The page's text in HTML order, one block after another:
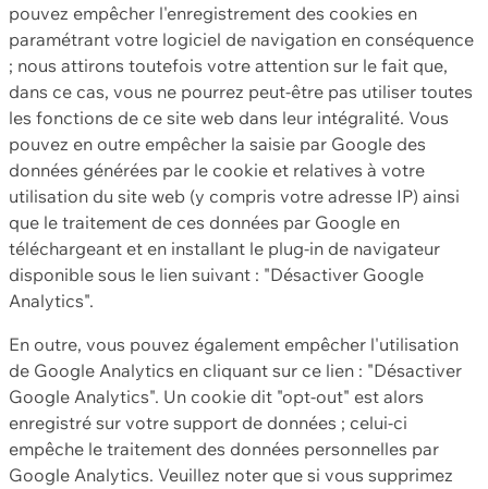
pouvez empêcher l'enregistrement des cookies en
paramétrant votre logiciel de navigation en conséquence
; nous attirons toutefois votre attention sur le fait que,
dans ce cas, vous ne pourrez peut-être pas utiliser toutes
les fonctions de ce site web dans leur intégralité. Vous
pouvez en outre empêcher la saisie par Google des
données générées par le cookie et relatives à votre
utilisation du site web (y compris votre adresse IP) ainsi
que le traitement de ces données par Google en
téléchargeant et en installant le plug-in de navigateur
disponible sous le lien suivant : "Désactiver Google
Analytics".
En outre, vous pouvez également empêcher l'utilisation
de Google Analytics en cliquant sur ce lien : "Désactiver
Google Analytics". Un cookie dit "opt-out" est alors
enregistré sur votre support de données ; celui-ci
empêche le traitement des données personnelles par
Google Analytics. Veuillez noter que si vous supprimez